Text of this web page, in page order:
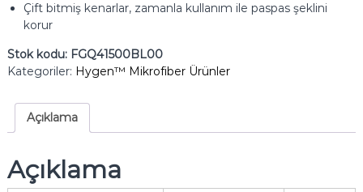
Çift bitmiş kenarlar, zamanla kullanım ile paspas şeklini
korur
Stok kodu: FGQ41500BL00
Kategoriler: Hygen™ Mikrofiber Ürünler
Açıklama
Açıklama